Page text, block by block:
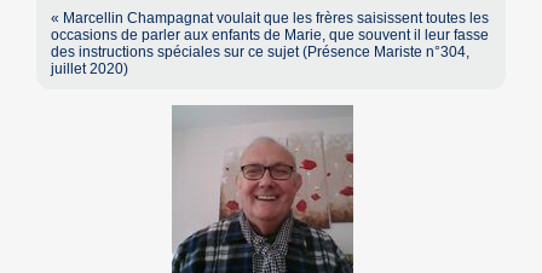
« Marcellin Champagnat voulait que les frères saisissent toutes les
occasions de parler aux enfants de Marie, que souvent il leur fasse
des instructions spéciales sur ce sujet (Présence Mariste n°304,
juillet 2020)